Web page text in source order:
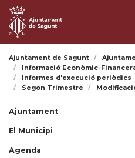
Ajuntament de Sagunt
Informació Econòmic-
Informes d'execució periòdics
Segon Trimestre
Ajuntament
El Municipi
Agenda